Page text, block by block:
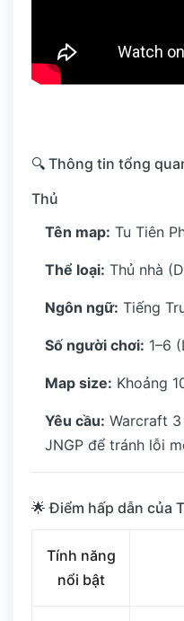
🔍 Thông tin tổng
Thủ
Tên map: Tu Tiên
Thể loại: Thủ nhà
Ngôn ngữ: Tiếng
Số người chơi: 1–6
Map size: Khoảng
Yêu cầu: Warcraft 3
JNGP để tránh lỗi
🌟 Điểm hấp dẫn của
Tính năng
nổi bật